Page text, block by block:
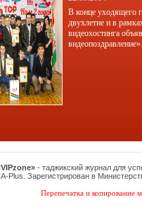
В конце уходящего
двухлетие и в
видеохостинга
видеопоздравление».
- таджикский журнал для
Plus. Зарегистрирован в
Перепечатка и копирование